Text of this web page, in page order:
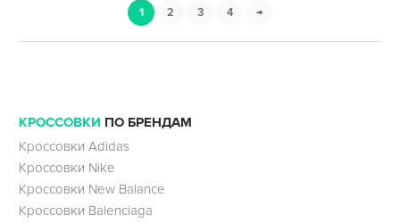
1 2 3 4 →
КРОССОВКИ ПО БРЕНДАМ
Кроссовки Adidas
Кроссовки Nike
Кроссовки New Balance
Кроссовки Balenciaga